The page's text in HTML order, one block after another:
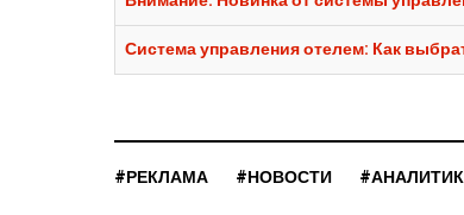
Система управления отелем: Как
#РЕКЛАМА #НОВОСТИ